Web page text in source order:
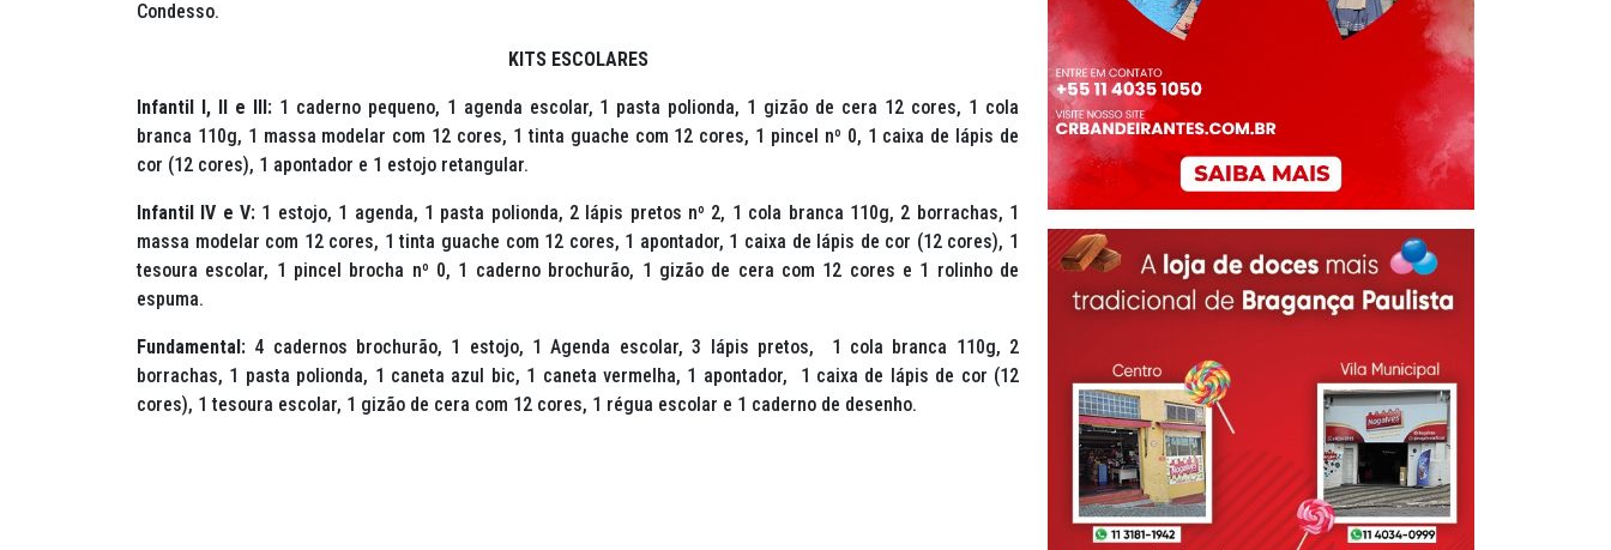
Condesso.
KITS ESCOLARES
Infantil I, II e III: 1 caderno pequeno, 1 agenda escolar, 1 pasta polionda, 1 gizão de cera 12 cores, 1 cola
branca 110g, 1 massa modelar com 12 cores, 1 tinta guache com 12 cores, 1 pincel nº 0, 1 caixa de lápis de
cor (12 cores), 1 apontador e 1 estojo retangular.
Infantil IV e V: 1 estojo, 1 agenda, 1 pasta polionda, 2 lápis pretos nº 2, 1 cola branca 110g, 2 borrachas, 1
massa modelar com 12 cores, 1 tinta guache com 12 cores, 1 apontador, 1 caixa de lápis de cor (12 cores), 1
tesoura escolar, 1 pincel brocha nº 0, 1 caderno brochurão, 1 gizão de cera com 12 cores e 1 rolinho de
espuma.
Fundamental: 4 cadernos brochurão, 1 estojo, 1 Agenda escolar, 3 lápis pretos, 1 cola branca 110g, 2
borrachas, 1 pasta polionda, 1 caneta azul bic, 1 caneta vermelha, 1 apontador, 1 caixa de lápis de cor (12
cores), 1 tesoura escolar, 1 gizão de cera com 12 cores, 1 régua escolar e 1 caderno de desenho.